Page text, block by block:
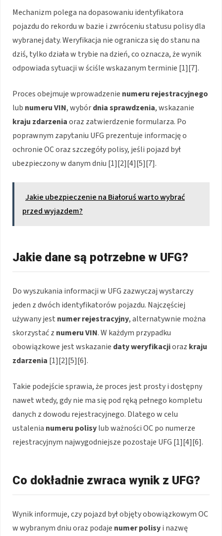
Mechanizm polega na dopasowaniu identyfikatora
pojazdu do rekordu w bazie i zwróceniu statusu polisy dla
wybranej daty. Weryfikacja nie ogranicza się do stanu na
dziś, tylko działa w trybie na dzień, co oznacza, że wynik
odpowiada sytuacji w ściśle wskazanym terminie [1][7].
Proces obejmuje wprowadzenie numeru rejestracyjnego
lub numeru VIN, wybórdnia sprawdzenia, wskazanie
kraju zdarzeniaoraz zatwierdzenie formularza. Po
poprawnym zapytaniu UFG prezentuje informację o
ochronie OC oraz szczegóły polisy, jeśli pojazd był
ubezpieczony w danym dniu [1][2][4][5][7].
Jakie ubezpieczenie na Białoruś warto wybrać
przed wyjazdem?
Jakie dane są potrzebne w UFG?
Do wyszukania informacji w UFG zazwyczaj wystarczy
jeden z dwóch identyfikatorów pojazdu. Najczęściej
używany jest numer rejestracyjny, alternatywnie można
skorzystać z numeru VIN. W każdym przypadku
obowiązkowe jest wskazanie daty weryfikacjioraz kraju
zdarzenia [1][2][5][6].
Takie podejście sprawia, że proces jest prosty i dostępny
nawet wtedy, gdy nie ma się pod ręką pełnego kompletu
danych z dowodu rejestracyjnego. Dlatego w celu
ustalenia numeru polisylub ważności OC po numerze
rejestracyjnym najwygodniejsze pozostaje UFG [1][4][6].
Co dokładnie zwraca wynik z UFG?
Wynik informuje, czy pojazd był objęty obowiązkowym OC
w wybranym dniu oraz podaje numer polisyi nazwę